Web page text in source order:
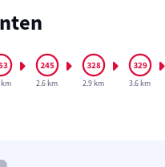
km 2.6 km 2.9 km 3.6 km